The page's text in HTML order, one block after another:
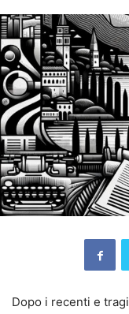
Dopo i recenti e